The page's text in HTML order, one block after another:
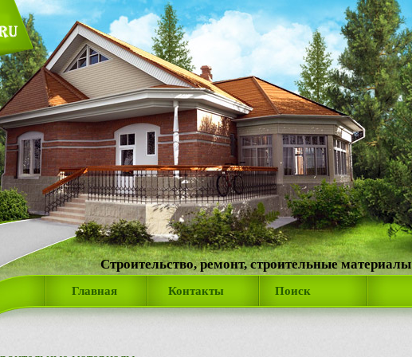
Строительство, ремонт, строительные материалы
Главная Контакты Поиск